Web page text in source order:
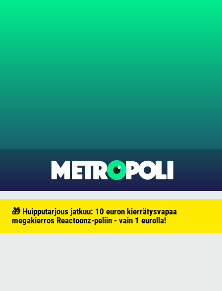
🎁 Huipputarjous jatkuu: 10 euron kierrätysvapaa
megakierros Reactoonz-peliin - vain 1 eurolla!